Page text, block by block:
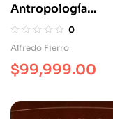
Antropología
Comportamental Y
Psicología De La
0
Alfredo Fierro
$99,999.00